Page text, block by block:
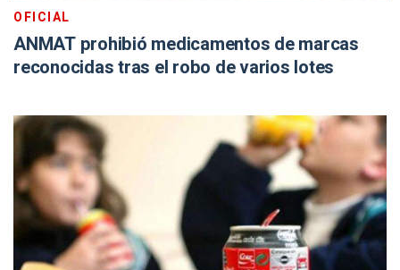
OFICIAL
ANMAT prohibió medicamentos de marcas
reconocidas tras el robo de varios lotes